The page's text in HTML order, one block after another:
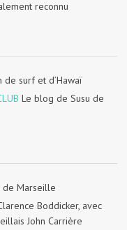
reconnu
de surf et d’Hawaï
Le blog de Susu de
de Marseille
Boddicker, avec
John Carrière